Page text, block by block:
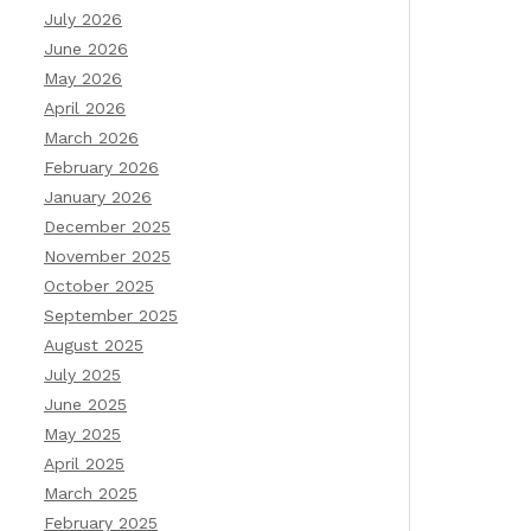
July 2026
June 2026
May 2026
April 2026
March 2026
February 2026
January 2026
December 2025
November 2025
October 2025
September 2025
August 2025
July 2025
June 2025
May 2025
April 2025
March 2025
February 2025